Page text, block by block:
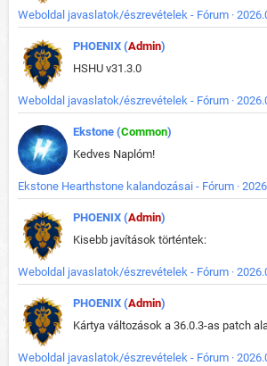
Weboldal javaslatok/észrevételek - Fórum ·
PHOENIX (Admin)
HSHU v31.3.0
Weboldal javaslatok/észrevételek - Fórum ·
Ekstone (Common)
Kedves Naplóm!
Ekstone Hearthstone kalandozásai - Fórum ·
PHOENIX (Admin)
Kisebb javítások történtek:
Weboldal javaslatok/észrevételek - Fórum ·
PHOENIX (Admin)
Weboldal javaslatok/észrevételek - Fórum ·